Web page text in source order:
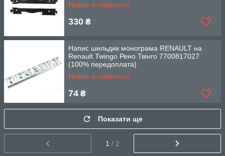
Немає в наявності
330 ₴
Напис шильдик монограма RENAULT на
Renault Twingo Рено Твінго 7700817027
(100% передоплата)
Немає в наявності
74 ₴
Показати ще
1 / 2